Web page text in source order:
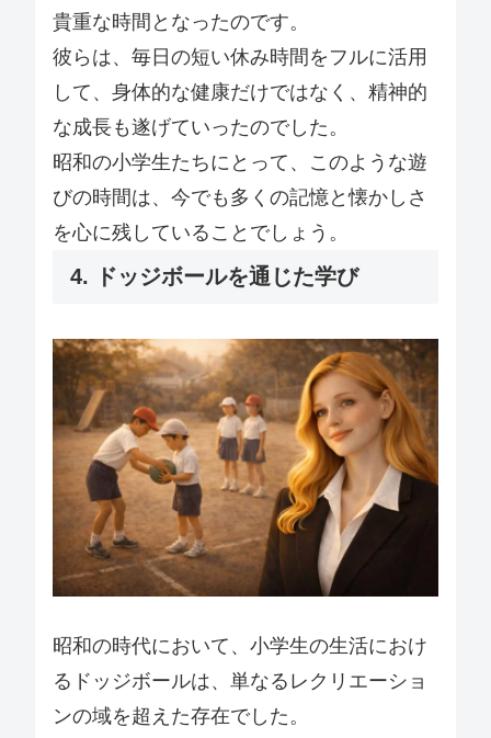
貴重な時間となったのです。
彼らは、毎日の短い休み時間をフルに活用
して、身体的な健康だけではなく、精神的
な成長も遂げていったのでした。
昭和の小学生たちにとって、このような遊
びの時間は、今でも多くの記憶と懐かしさ
を心に残していることでしょう。
4. ドッジボールを通じた学び
昭和の時代において、小学生の生活におけ
るドッジボールは、単なるレクリエーショ
ンの域を超えた存在でした。